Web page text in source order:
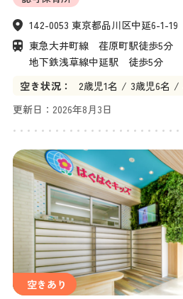
142-0053 東京都品川区中延6-1-19
東急大井町線　荏原町駅徒歩5分
地下鉄浅草線中延駅　徒歩5分
空き状況：
2歳児1名 3歳児6名
更新日： 2026年8月3日
空きあり